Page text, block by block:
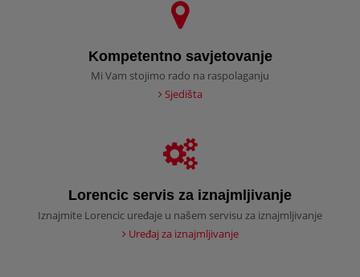
Kompetentno savjetovanje
Mi Vam stojimo rado na raspolaganju
Sjedišta
Lorencic servis za iznajmljivanje
Iznajmite Lorencic uređaje u našem servisu za iznajmljivanje
Uređaj za iznajmljivanje